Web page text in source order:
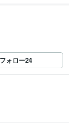
フォロー24